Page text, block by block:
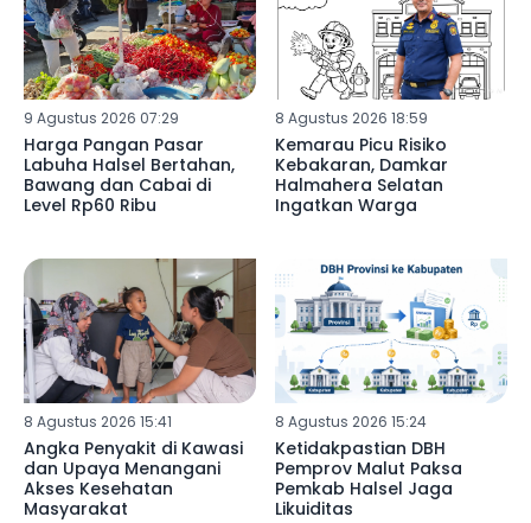
9 Agustus 2026 07:29
Harga Pangan Pasar
Labuha Halsel Bertahan,
Bawang dan Cabai di
Level Rp60 Ribu
8 Agustus 2026 18:59
Kemarau Picu Risiko
Kebakaran, Damkar
Halmahera Selatan
Ingatkan Warga
8 Agustus 2026 15:41
Angka Penyakit di Kawasi
dan Upaya Menangani
Akses Kesehatan
Masyarakat
8 Agustus 2026 15:24
Ketidakpastian DBH
Pemprov Malut Paksa
Pemkab Halsel Jaga
Likuiditas